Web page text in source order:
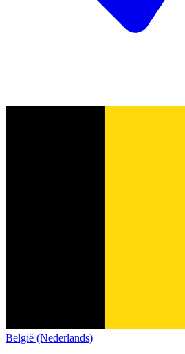
België (Nederlands)